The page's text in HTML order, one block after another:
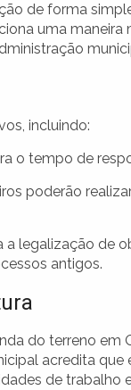
de forma
uma maneira
incluindo:
o tempo de
poderão
a legalização de
antigos.
do terreno em
acredita que
de trabalho